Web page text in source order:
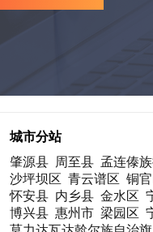
城市分站
肇源县 周至县 孟连傣
沙坪坝区 青云谱区 铜
怀安县 内乡县 金水区
博兴县 惠州市 梁园区